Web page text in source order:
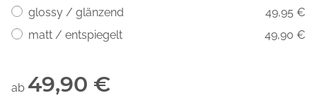
glossy / glänzend
49,95 €
matt / entspiegelt
49,90 €
ab 49,90 €